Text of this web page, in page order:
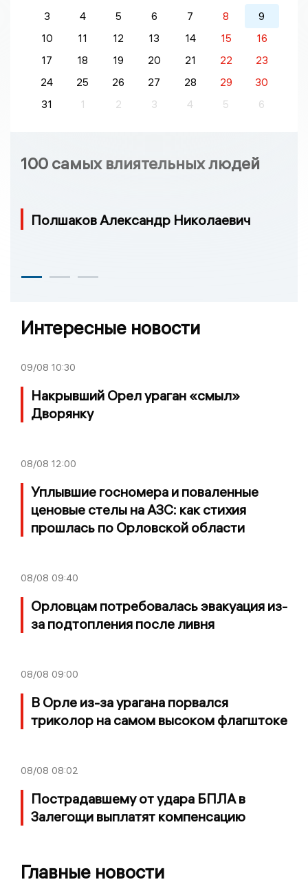
3
4 5 6 7 8
9
10
11 12 13 14 15
16
17
18 19 20 21 22
23
24
25 26 27 28 29
30
31
1 2 3 4 5 6
100 самых влиятельных людей
Полшаков Александр Николаевич
Интересные новости
09/08 10:30
Накрывший Орел ураган «смыл»
Дворянку
08/08 12:00
Уплывшие госномера и поваленные
ценовые стелы на АЗС: как стихия
прошлась по Орловской области
08/08 09:40
Орловцам потребовалась эвакуация из-
за подтопления после ливня
08/08 09:00
В Орле из-за урагана порвался
триколор на самом высоком флагштоке
08/08 08:02
Пострадавшему от удара БПЛА в
Залегощи выплатят компенсацию
Главные новости